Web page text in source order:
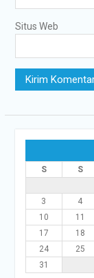
Situs Web
S S
3
4
10
11
17
18
24
25
31